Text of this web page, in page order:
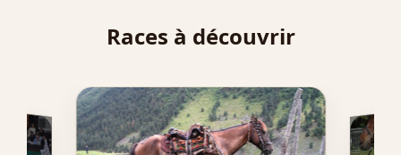
Races à découvrir